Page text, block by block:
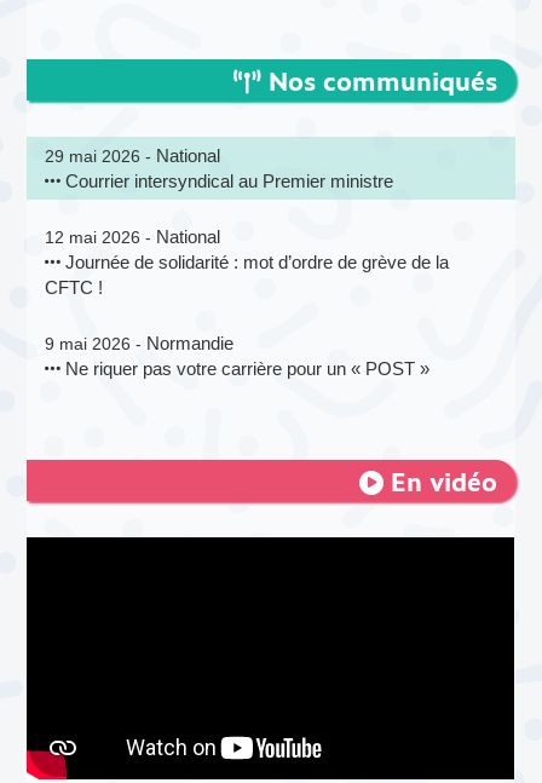
Nos communiqués
29 mai 2026 - National
Courrier intersyndical au Premier ministre
12 mai 2026 - National
Journée de solidarité : mot d’ordre de grève de la
CFTC !
9 mai 2026 - Normandie
Ne riquer pas votre carrière pour un « POST »
En vidéo